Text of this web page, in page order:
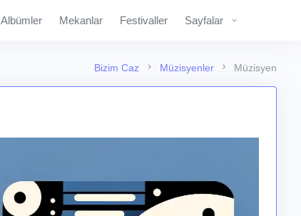
Albümler Mekanlar Festivaller Sayfalar
Bizim Caz Müzisyenler Müzisyen